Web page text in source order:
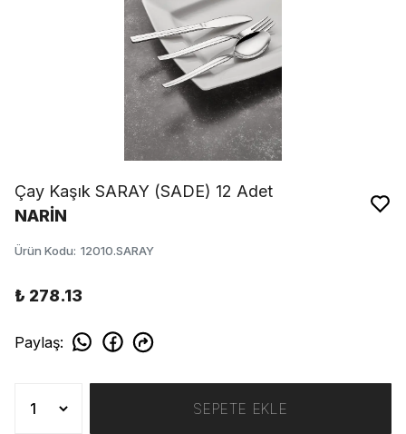
Çay Kaşık SARAY (SADE) 12 Adet
NARİN
Ürün Kodu: 12010.SARAY
₺ 278.13
Paylaş:
SEPETE EKLE